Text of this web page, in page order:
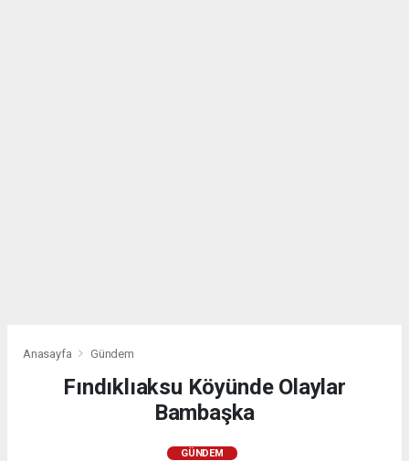
Anasayfa Gündem
Fındıklıaksu Köyünde Olaylar
Bambaşka
GÜNDEM